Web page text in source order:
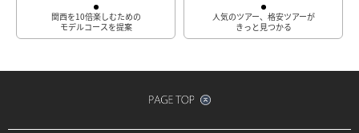
関西を10倍楽しむための
モデルコースを提案
人気のツアー、格安ツアーが
きっと見つかる